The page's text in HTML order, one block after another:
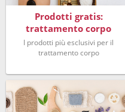
Prodotti gratis:
trattamento corpo
I prodotti più esclusivi per il
trattamento corpo